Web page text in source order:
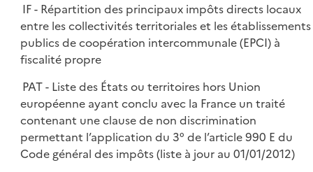
IF - Répartition des principaux impôts directs locaux
entre les collectivités territoriales et les établissements
publics de coopération intercommunale (EPCI) à
fiscalité propre
PAT - Liste des États ou territoires hors Union
européenne ayant conclu avec la France un traité
contenant une clause de non discrimination
permettant l’application du 3° de l’article 990 E du
Code général des impôts (liste à jour au 01/01/2012)